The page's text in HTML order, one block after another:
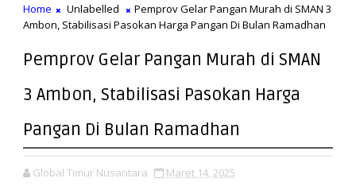
Home Unlabelled
Pemprov Gelar Pangan Murah di SMAN 3
Ambon, Stabilisasi Pasokan Harga Pangan Di Bulan Ramadhan
Pemprov Gelar Pangan Murah di SMAN
3 Ambon, Stabilisasi Pasokan Harga
Pangan Di Bulan Ramadhan
Global Timur Nusantara Maret 14, 2025